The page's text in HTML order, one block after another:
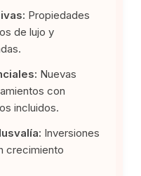
Propiedades
de lujo y
Nuevas
con
incluidos.
Inversiones
crecimiento